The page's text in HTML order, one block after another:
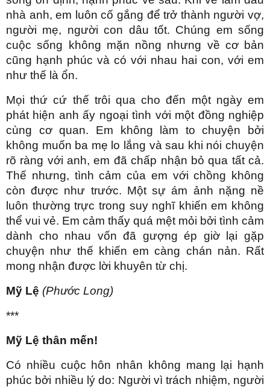
nhà anh, em luôn cố gắng để trở thành người vợ,
người mẹ, người con dâu tốt. Chúng em sống
cuộc sống không mặn nồng nhưng về cơ bản
cũng hạnh phúc và có với nhau hai con, với em
như thế là ổn.
Mọi thứ cứ thế trôi qua cho đến một ngày em
phát hiện anh ấy ngoại tình với một đồng nghiệp
cùng cơ quan. Em không làm to chuyện bởi
không muốn ba mẹ lo lắng và sau khi nói chuyện
rõ ràng với anh, em đã chấp nhận bỏ qua tất cả.
Thế nhưng, tình cảm của em với chồng không
còn được như trước. Một sự ám ảnh nặng nề
luôn thường trực trong suy nghĩ khiến em không
thể vui vẻ. Em cảm thấy quá mệt mỏi bởi tình cảm
dành cho nhau vốn đã gượng ép giờ lại gặp
chuyện như thế khiến em càng chán nản. Rất
mong nhận được lời khuyên từ chị.
Mỹ Lệ (Phước Long)
***
Mỹ Lệ thân mến!
Có nhiều cuộc hôn nhân không mang lại hạnh
phúc bởi nhiều lý do: Người vì trách nhiệm, người